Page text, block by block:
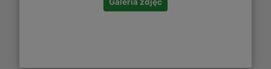
Galeria zdjęć